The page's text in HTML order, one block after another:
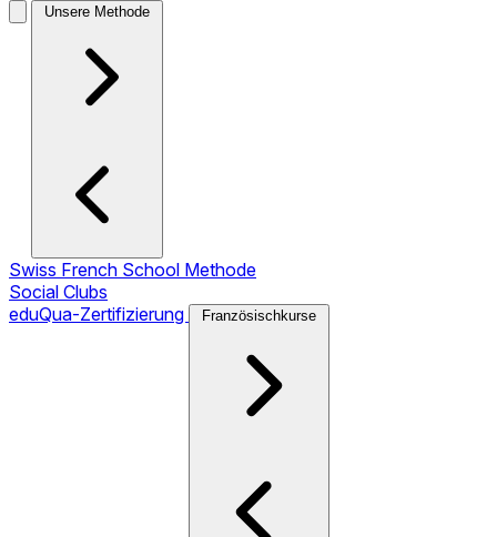
Unsere Methode
Swiss French School Methode
Social Clubs
eduQua-Zertifizierung
Französischkurse